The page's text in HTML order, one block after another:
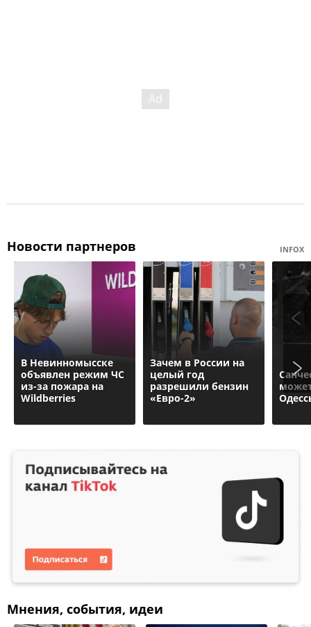
Новости партнеров INFOX
В Невинномысске
объявлен режим ЧС
из-за пожара на
Wildberries
Зачем в России на
целый год
разрешили бензин
«Евро-2»
Мнения, события, идеи